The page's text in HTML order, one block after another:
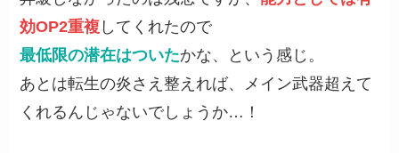
効OP2重複 してくれたので
最低限の潜在はついたかな、という感じ。
あとは転生の炎さえ整えれば、メイン武器超えて
くれるんじゃないでしょうか…！